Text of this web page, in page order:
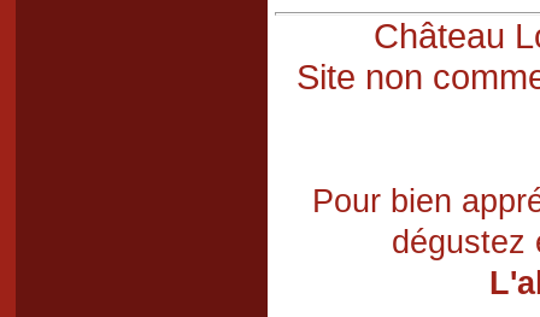
Château
Site non
Pour bien
dégustez